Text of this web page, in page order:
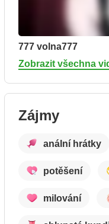
777 volna777
Zobrazit všechna
Zájmy
anální hrátky
potěšení
milování